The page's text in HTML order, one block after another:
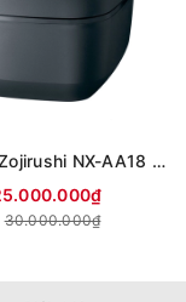
Nồi cơm Zojirushi NX-AA18 1.8L dòng cao cấp tách đường nội địa nhật
30.000.000₫